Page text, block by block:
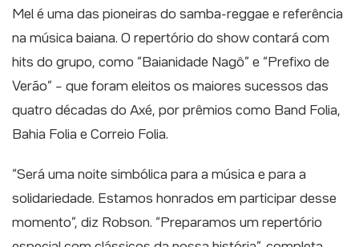
Mel é uma das pioneiras do samba-reggae e referência
na música baiana. O repertório do show contará com
hits do grupo, como “Baianidade Nagô” e “Prefixo de
Verão” – que foram eleitos os maiores sucessos das
quatro décadas do Axé, por prêmios como Band Folia,
Bahia Folia e Correio Folia.
“Será uma noite simbólica para a música e para a
solidariedade. Estamos honrados em participar desse
momento”, diz Robson. “Preparamos um repertório